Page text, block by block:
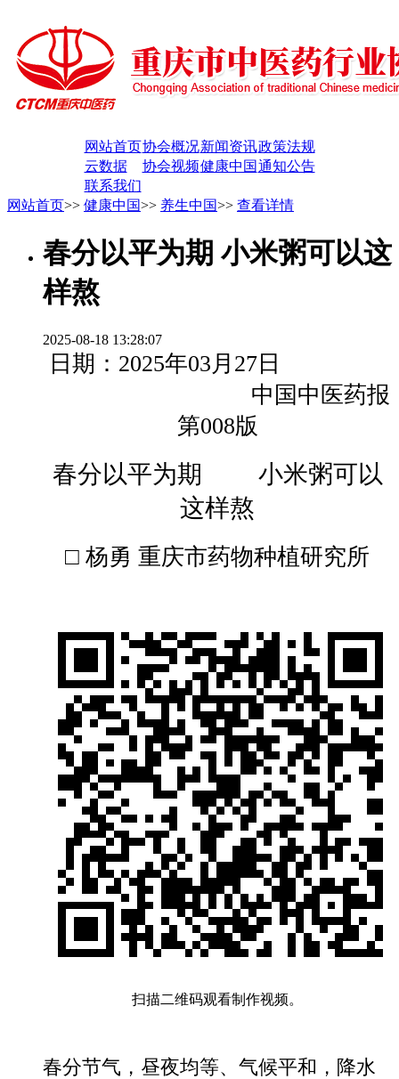
网站首页协会概况新闻资讯政策法规
云数据
协会视频健康中国通知公告
联系我们
网站首页>> 健康中国>> 养生中国>> 查看详情
春分以平为期 小米粥可以这
样熬
2025-08-18 13:28:07
日期：2025年03月27日
中国中医药报
第008版
春分以平为期 小米粥可以
这样熬
□ 杨勇 重庆市药物种植研究所
扫描二维码观看制作视频。
春分节气，昼夜均等、气候平和，降水